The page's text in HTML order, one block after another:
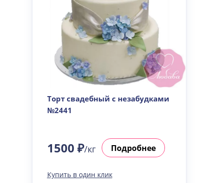
Торт свадебный с незабудками
№2441
1500 ₽/кг Подробнее
Купить в один клик